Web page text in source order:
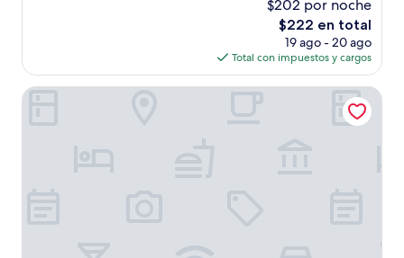
$202 por noche
El
precio
actual
es
de
$222 en total
19 ago - 20 ago
Total con impuestos y cargos
Hotel La Laguna Spa And Golf